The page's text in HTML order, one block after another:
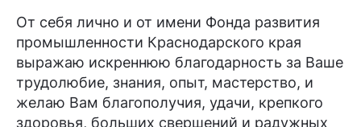
От себя лично и от имени Фонда развития
промышленности Краснодарского края
выражаю искреннюю благодарность за Ваше
трудолюбие, знания, опыт, мастерство, и
желаю Вам благополучия, удачи, крепкого
здоровья, больших свершений и радужных